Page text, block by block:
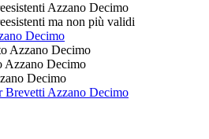
Azzano Decimo
ma non più validi
Decimo
Azzano Decimo
Azzano Decimo
Decimo
Brevetti Azzano Decimo